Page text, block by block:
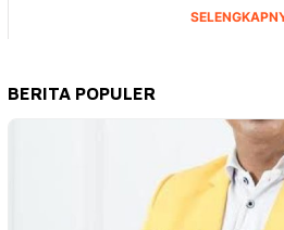
BERITA POPULER